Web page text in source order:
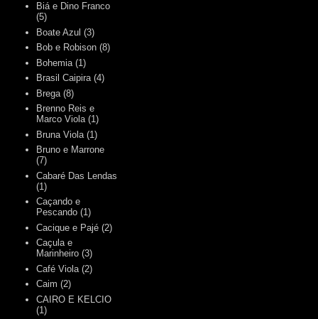
Biá e Dino Franco
(5)
Boate Azul (3)
Bob e Robison (8)
Bohemia (1)
Brasil Caipira (4)
Brega (8)
Brenno Reis e
Marco Viola (1)
Bruna Viola (1)
Bruno e Marrone
(7)
Cabaré Das Lendas
(1)
Caçando e
Pescando (1)
Cacique e Pajé (2)
Caçula e
Marinheiro (3)
Café Viola (2)
Caim (2)
CAIRO E KELCIO
(1)